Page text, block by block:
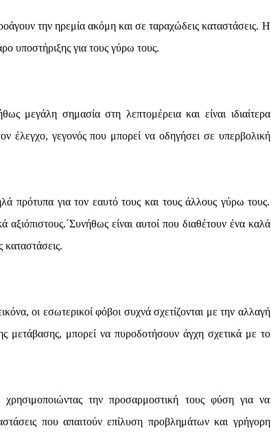
την ηρεμία ακόμη και σε ταραχώδεις καταστάσεις. Η
υποστήριξης για τους γύρω τους.
μεγάλη σημασία στη λεπτομέρεια και είναι ιδιαίτερα
έλεγχο, γεγονός που μπορεί να οδηγήσει σε υπερβολική
πρότυπα για τον εαυτό τους και τους άλλους γύρω τους.
είναι αυτοί που διαθέτουν ένα καλά
καταστάσεις.
οι εσωτερικοί φόβοι συχνά σχετίζονται με την αλλαγή
μπορεί να πυροδοτήσουν άγχη σχετικά με το
την προσαρμοστική τους φύση για να
που απαιτούν επίλυση προβλημάτων και γρήγορη